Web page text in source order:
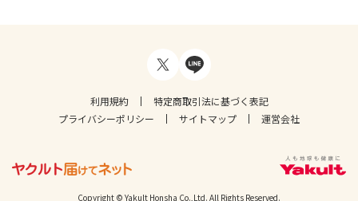
利用規約
特定商取引法に基づく表記
プライバシーポリシー
サイトマップ 運営会社
Copyright © Yakult Honsha Co.,Ltd. All Rights Reserved.